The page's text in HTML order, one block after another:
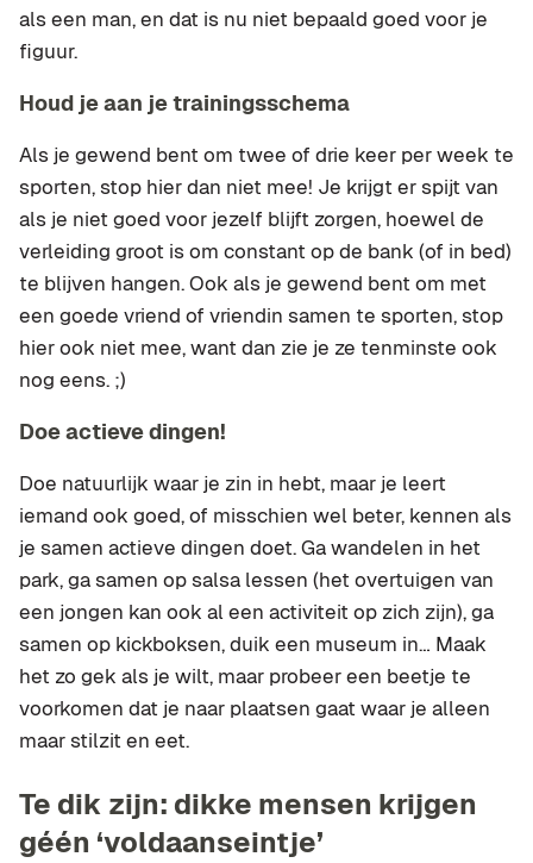
als een man, en dat is nu niet bepaald goed voor je
figuur.
Houd je aan je trainingsschema
Als je gewend bent om twee of drie keer per week te
sporten, stop hier dan niet mee! Je krijgt er spijt van
als je niet goed voor jezelf blijft zorgen, hoewel de
verleiding groot is om constant op de bank (of in bed)
te blijven hangen. Ook als je gewend bent om met
een goede vriend of vriendin samen te sporten, stop
hier ook niet mee, want dan zie je ze tenminste ook
nog eens. ;)
Doe actieve dingen!
Doe natuurlijk waar je zin in hebt, maar je leert
iemand ook goed, of misschien wel beter, kennen als
je samen actieve dingen doet. Ga wandelen in het
park, ga samen op salsa lessen (het overtuigen van
een jongen kan ook al een activiteit op zich zijn), ga
samen op kickboksen, duik een museum in… Maak
het zo gek als je wilt, maar probeer een beetje te
voorkomen dat je naar plaatsen gaat waar je alleen
maar stilzit en eet.
Te dik zijn: dikke mensen krijgen
géén ‘voldaanseintje’